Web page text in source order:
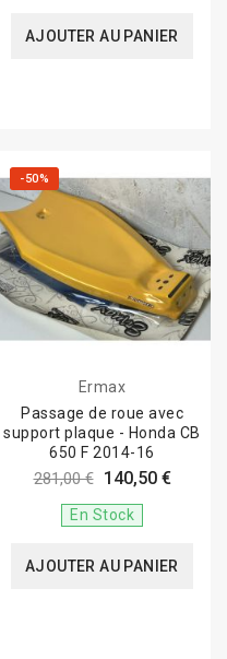
AJOUTER AU PANIER
-50%
Ermax
Passage de roue avec
support plaque - Honda CB
650 F 2014-16
281,00 € 140,50 €
En Stock
AJOUTER AU PANIER